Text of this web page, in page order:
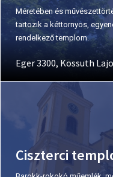
Méretében és
tartozik a kéttornyos,
rendelkező templom.
Eger 3300, Kossuth
Ciszterci